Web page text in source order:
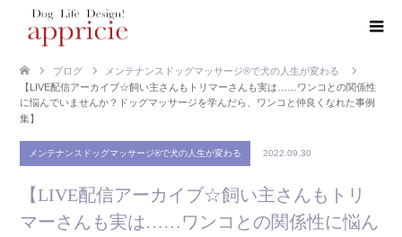
ブログ
メンテナンスドッグマッサージ®で犬の人生が変わる
【LIVE配信アーカイブ☆飼い主さんもトリマーさんも実は……ワンコとの関係性
に悩んでいませんか？ドッグマッサージを学んだら、ワンコと仲良くなれた事例
集】
メンテナンスドッグマッサージ®で犬の人生が変わる 2022.09.30
【LIVE配信アーカイブ☆飼い主さんもトリ
マーさんも実は……ワンコとの関係性に悩ん